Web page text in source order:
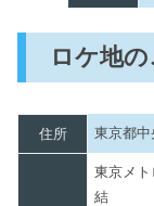
ロケ地
住所 東京都中
東京メ
結